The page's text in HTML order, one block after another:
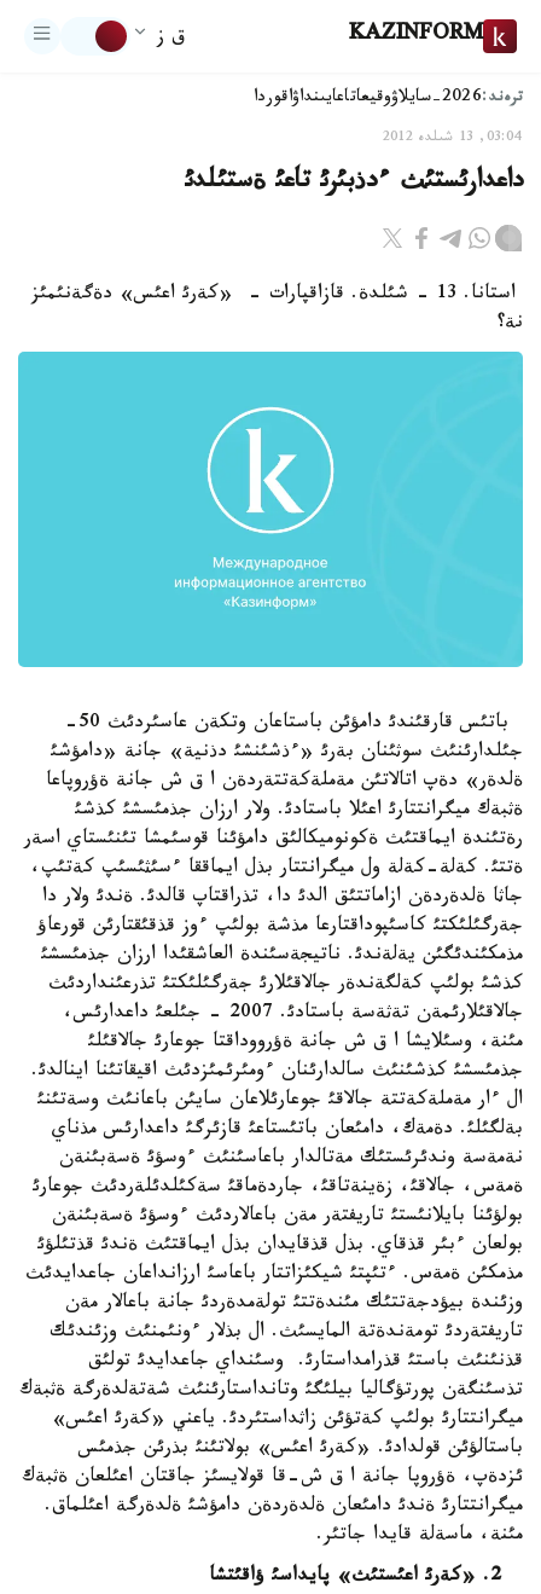
KAZINFORM ق ز
ترەند:2026-سايلاۋ وقيعاتاعايىنداۋاقوردا
03:04, 13 شىلدە 2012
داعدارئستئث ءدذبئرئ تاعئ ةستئلدئ
استانا. 13 - شئلدة. قازاقپارات - «كةرئ اعئس» دةگةنئمئز
نة؟
باتئس قارقئندئ دامؤئن باستاعان وتكةن عاسئردئث 50-
جئلدارئنئث سوثئنان بةرئ «ءذشئنشئ دذنية» جانة «دامؤشئ
ةلدةر» دةپ اتالاتئن مةملةكةتتةردةن ا ق ش جانة ةؤروپاعا
ةثبةك ميگرانتتارئ اعئلا باستادئ. ولار ارزان جذمئسشئ كذشئ
رةتئندة ايماقتئث ةكونوميكالئق دامؤئنا قوسئمشا تئنئستاي اسةر
ةتتئ. كةلة-كةلة ول ميگرانتتار بذل ايماققا ءسئثئسئپ كةتئپ،
جاثا ةلدةردةن ازاماتتئق الدئ دا، تذراقتاپ قالدئ. ةندئ ولار دا
جةرگئلئكتئ كاسئپوداقتارعا مذشة بولئپ ءوز قذقئقتارئن قورعاؤ
مذمكئندئگئن يةلةندئ. ناتيجةسئندة العاشقئدا ارزان جذمئسشئ
كذشئ بولئپ كةلگةندةر جالاقئلارئ جةرگئلئكتئ تذرعئنداردئث
جالاقئلارئمةن تةثةسة باستادئ. 2007 - جئلعئ داعدارئس،
مئنة، وسئلايشا ا ق ش جانة ةؤرووداقتا جوعارئ جالاقئلئ
جذمئسشئ كذشئنئث سالدارئنان ءومئرئمئزدئث اقيقاتئنا اينالدئ.
ال ءار مةملةكةتتة جالاقئ جوعارئلاعان سايئن باعانئث وسةتئنئ
بةلگئلئ. دةمةك، دامئعان باتئستاعئ قازئرگئ داعدارئس مذناي
نةمةسة وندئرئستئك مةتالدار باعاسئنئث ءوسؤئ ةسةبئنةن
ةمةس، جالاقئ، زةينةتاقئ، جاردةماقئ سةكئلدئلةردئث جوعارئ
بولؤئنا بايلانئستئ تاريفتةر مةن باعالاردئث ءوسؤئ ةسةبئنةن
بولعان ءبئر قذقاي. بذل قذقايدان بذل ايماقتئث ةندئ قذتئلؤئ
مذمكئن ةمةس. ءتئپتئ شيكئزاتتار باعاسئ ارزانداعان جاعدايدئث
وزئندة بيؤدجةتتئك مئندةتتئ تولةمدةردئ جانة باعالار مةن
تاريفتةردئ تومةندةتة المايسئث. ال بذلار ءونئمنئث وزئندئك
قذنئنئث باستئ قذرامداستارئ. وسئنداي جاعدايدئ تولئق
تذسئنگةن پورتؤگاليا بيلئگئ وتانداستارئنئث شةتةلدةرگة ةثبةك
ميگرانتتارئ بولئپ كةتؤئن زاثداستئردئ. ياعني «كةرئ اعئس»
باستالؤئن قولدادئ. «كةرئ اعئس» بولاتئنئ بذرئن جذمئس
ئزدةپ، ةؤروپا جانة ا ق ش-قا قولايسئز جاقتان اعئلعان ةثبةك
ميگرانتتارئ ةندئ دامئعان ةلدةردةن دامؤشئ ةلدةرگة اعئلماق.
مئنة، ماسةلة قايدا جاتئر.
2. «كةرئ اعئستئث» پايداسئ ؤاقئتشا